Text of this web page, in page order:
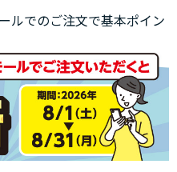
ルでのご注文で基本ポイン